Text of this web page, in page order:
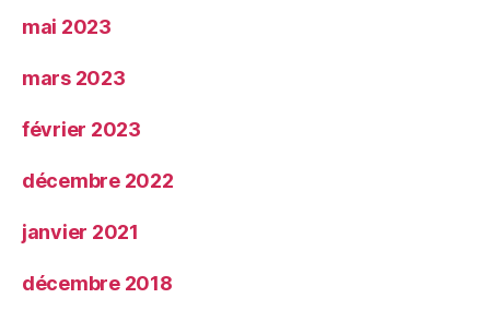
mai 2023
mars 2023
février 2023
décembre 2022
janvier 2021
décembre 2018